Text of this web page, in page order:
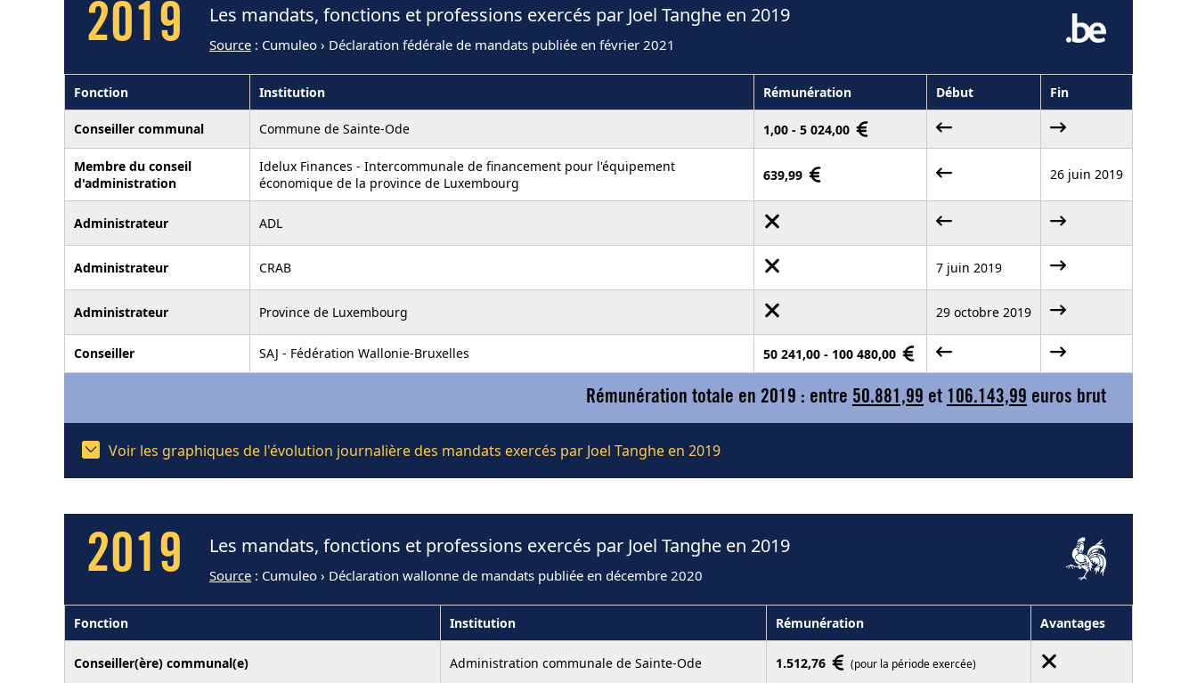
2019 Les mandats, fonctions et professions exercés par Joel Tanghe en 2019
Source : Cumuleo › Déclaration fédérale de mandats publiée en février 2021
Fonction Institution Rémunération Début Fin
Conseiller communal Commune de Sainte-Ode 1,00 - 5 024,00
Membre du conseil
d'administration
Idelux Finances - Intercommunale de financement pour l'équipement
économique de la province de Luxembourg
639,99 26 juin 2019
Administrateur ADL
Administrateur CRAB 7 juin 2019
Administrateur Province de Luxembourg 29 octobre 2019
Conseiller SAJ - Fédération Wallonie-Bruxelles 50 241,00 - 100 480,00
Rémunération totale en 2019 : entre 50.881,99 et 106.143,99 euros brut
Voir les graphiques de l'évolution journalière des mandats exercés par Joel Tanghe en 2019
2019 Les mandats, fonctions et professions exercés par Joel Tanghe en 2019
Source : Cumuleo › Déclaration wallonne de mandats publiée en décembre 2020
Fonction Institution Rémunération Avantages
Conseiller(ère) communal(e) Administration communale de Sainte-Ode 1.512,76 (pour la période exercée)